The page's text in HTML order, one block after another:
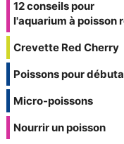
12 conseils pour
l'aquarium à poisson
Crevette Red Cherry
Poissons pour
Micro-poissons
Nourrir un poisson